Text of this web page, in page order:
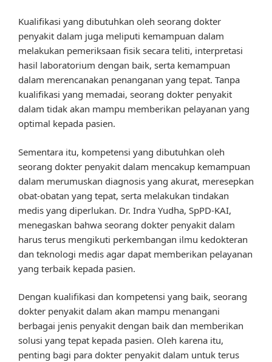
Kualifikasi yang dibutuhkan oleh seorang dokter
penyakit dalam juga meliputi kemampuan dalam
melakukan pemeriksaan fisik secara teliti, interpretasi
hasil laboratorium dengan baik, serta kemampuan
dalam merencanakan penanganan yang tepat. Tanpa
kualifikasi yang memadai, seorang dokter penyakit
dalam tidak akan mampu memberikan pelayanan yang
optimal kepada pasien.
Sementara itu, kompetensi yang dibutuhkan oleh
seorang dokter penyakit dalam mencakup kemampuan
dalam merumuskan diagnosis yang akurat, meresepkan
obat-obatan yang tepat, serta melakukan tindakan
medis yang diperlukan. Dr. Indra Yudha, SpPD-KAI,
menegaskan bahwa seorang dokter penyakit dalam
harus terus mengikuti perkembangan ilmu kedokteran
dan teknologi medis agar dapat memberikan pelayanan
yang terbaik kepada pasien.
Dengan kualifikasi dan kompetensi yang baik, seorang
dokter penyakit dalam akan mampu menangani
berbagai jenis penyakit dengan baik dan memberikan
solusi yang tepat kepada pasien. Oleh karena itu,
penting bagi para dokter penyakit dalam untuk terus